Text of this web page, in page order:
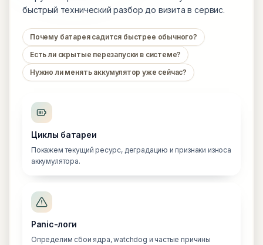
быстрый технический разбор до визита в сервис.
Почему батарея садится быстрее обычного?
Есть ли скрытые перезапуски в системе?
Нужно ли менять аккумулятор уже сейчас?
Циклы батареи
Покажем текущий ресурс, деградацию и признаки износа
аккумулятора.
Panic-логи
Определим сбои ядра, watchdog и частые причины